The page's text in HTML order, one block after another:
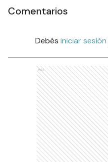
Comentarios
Debés iniciar sesión
Ads